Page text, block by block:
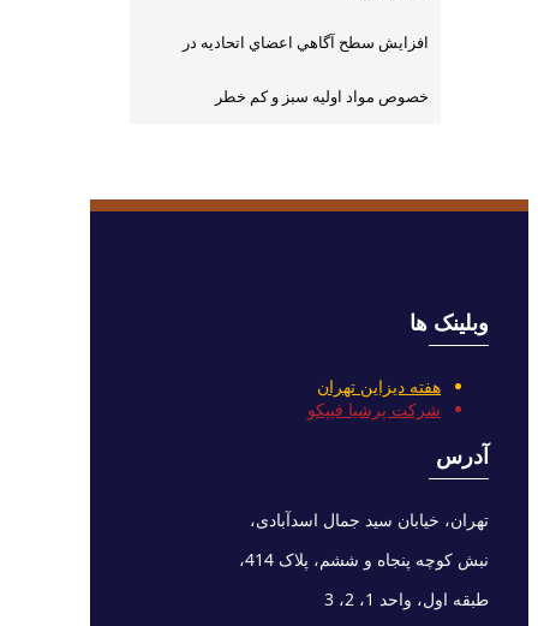
افزايش سطح آگاهي اعضاي اتحاديه در
خصوص مواد اوليه سبز و كم خطر
وبلینک ها
هفته دیزاین تهران
شرکت پرشیا فیپکو
آدرس
تهران، خیابان سید جمال اسدآبادی،
نبش کوچه پنجاه و ششم، پلاک 414،
طبقه اول، واحد 1، 2، 3